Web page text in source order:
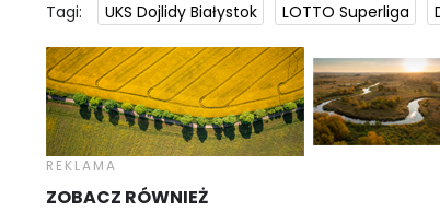
Tagi: UKS Dojlidy Białystok LOTTO Superliga
ZOBACZ RÓWNIEŻ